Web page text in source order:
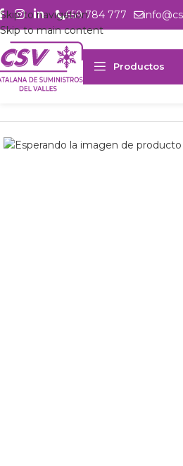
Skip to navigation
Skip to main content
659 784 777
Productos
Inicio Productos